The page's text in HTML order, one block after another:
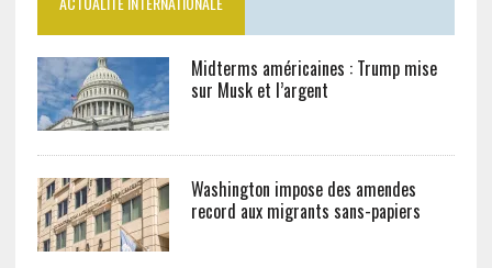
Midterms américaines : Trump mise
sur Musk et l’argent
Washington impose des amendes
record aux migrants sans-papiers